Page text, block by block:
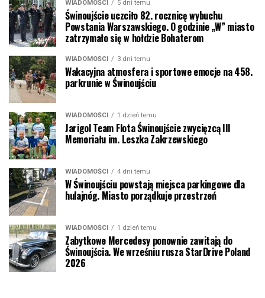
WIADOMOŚCI 5 dni temu
Świnoujście uczciło 82. rocznicę wybuchu
Powstania Warszawskiego. O godzinie „W” miasto
zatrzymało się w hołdzie Bohaterom
WIADOMOŚCI 3 dni temu
Wakacyjna atmosfera i sportowe emocje na 458.
parkrunie w Świnoujściu
WIADOMOŚCI 1 dzień temu
Jarigol Team Flota Świnoujście zwycięzcą III
Memoriału im. Leszka Zakrzewskiego
WIADOMOŚCI 4 dni temu
W Świnoujściu powstają miejsca parkingowe dla
hulajnóg. Miasto porządkuje przestrzeń
WIADOMOŚCI 1 dzień temu
Zabytkowe Mercedesy ponownie zawitają do
Świnoujścia. We wrześniu rusza StarDrive Poland
2026